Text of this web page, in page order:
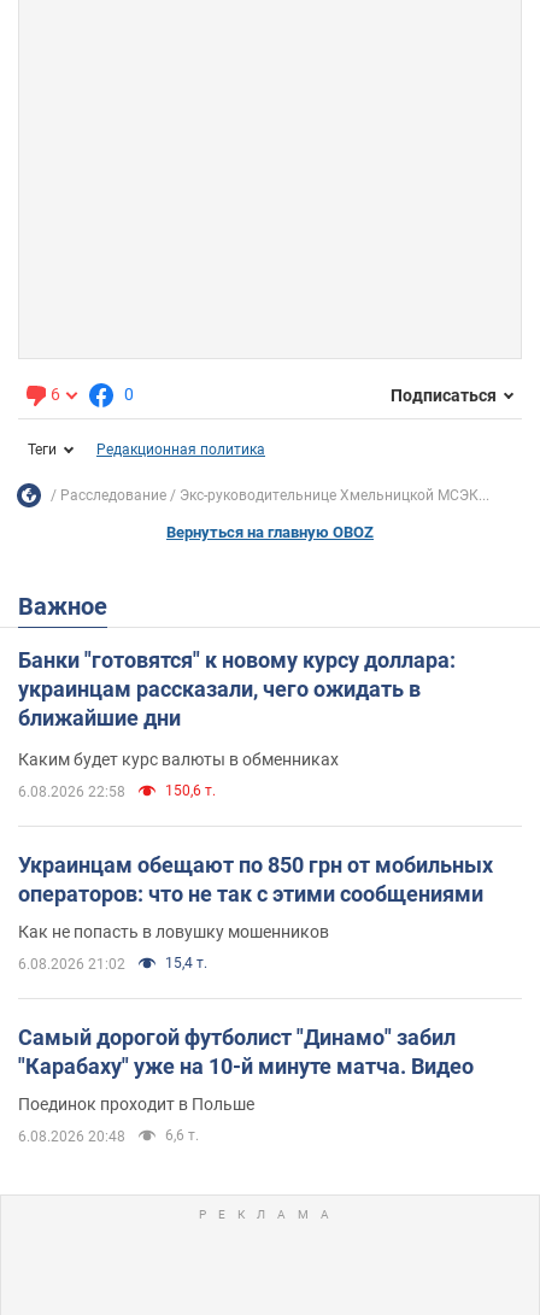
6 0 Подписаться
Теги Редакционная политика
Расследование Экс-руководительнице Хмельницкой МСЭК...
Вернуться на главную OBOZ
Важное
Банки "готовятся" к новому курсу доллара:
украинцам рассказали, чего ожидать в
ближайшие дни
Каким будет курс валюты в обменниках
6.08.2026 22:58 150,6 т.
Украинцам обещают по 850 грн от мобильных
операторов: что не так с этими сообщениями
Как не попасть в ловушку мошенников
6.08.2026 21:02 15,4 т.
Самый дорогой футболист "Динамо" забил
"Карабаху" уже на 10-й минуте матча. Видео
Поединок проходит в Польше
6.08.2026 20:48 6,6 т.